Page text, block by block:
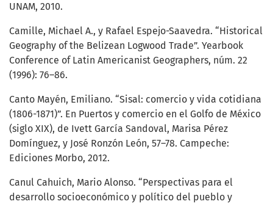
UNAM, 2010.
Camille, Michael A., y Rafael Espejo-Saavedra. “Historical
Geography of the Belizean Logwood Trade”. Yearbook
Conference of Latin Americanist Geographers, núm. 22
(1996): 76–86.
Canto Mayén, Emiliano. “Sisal: comercio y vida cotidiana
(1806-1871)”. En Puertos y comercio en el Golfo de México
(siglo XIX), de Ivett García Sandoval, Marisa Pérez
Domínguez, y José Ronzón León, 57–78. Campeche:
Ediciones Morbo, 2012.
Canul Cahuich, Mario Alonso. “Perspectivas para el
desarrollo socioeconómico y político del pueblo y